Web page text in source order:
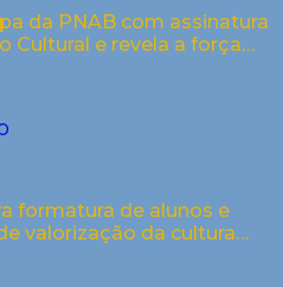
da PNAB com assinatura
Cultural e revela a força
formatura de alunos e
valorização da cultura